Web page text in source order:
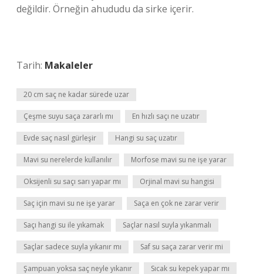
değildir. Örneğin ahududu da sirke içerir.
Tarih: Makaleler
20 cm saç ne kadar sürede uzar
Çeşme suyu saça zararlı mı En hızlı saçı ne uzatır
Evde saç nasıl gürleşir Hangi su saç uzatır
Mavi su nerelerde kullanılır Morfose mavi su ne işe yarar
Oksijenli su saçı sarı yapar mı Orjinal mavi su hangisi
Saç için mavi su ne işe yarar Saça en çok ne zarar verir
Saçı hangi su ile yıkamak Saçlar nasıl suyla yıkanmalı
Saçlar sadece suyla yıkanır mı Saf su saça zarar verir mi
Şampuan yoksa saç neyle yıkanır Sıcak su kepek yapar mı